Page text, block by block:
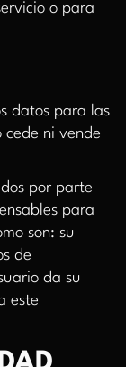
o para
datos para las
ni vende
por parte
para
son: su
de
da su
este